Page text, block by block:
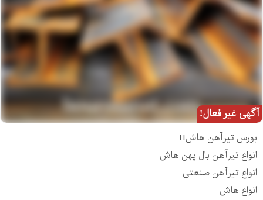
آگهی غیر فعال!
بورس تیرآهن هاشH
انواع تیرآهن بال پهن هاش
انواع تیرآهن صنعتی
انواع هاش